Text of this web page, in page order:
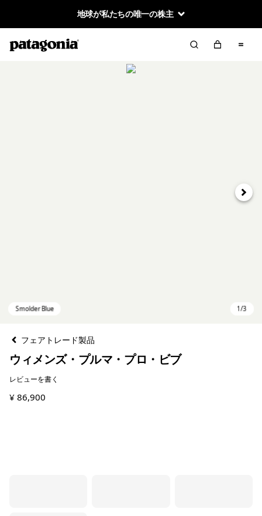
地球が私たちの唯一の株主
次へ
フェアトレード製品
ウィメンズ・プルマ・プロ・ビブ
レビューを書く
¥ 86,900